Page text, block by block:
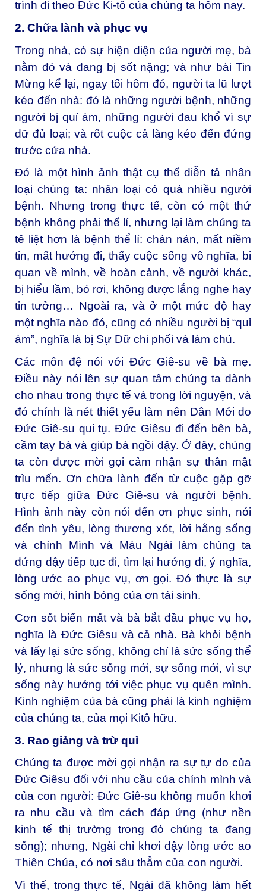
trình đi theo Đức Ki-tô của chúng ta hôm nay.
2. Chữa lành và phục vụ
Trong nhà, có sự hiện diện của người mẹ, bà
nằm đó và đang bị sốt nặng; và như bài Tin
Mừng kể lại, ngay tối hôm đó, người ta lũ lượt
kéo đến nhà: đó là những người bệnh, những
người bị quỉ ám, những người đau khổ vì sự
dữ đủ loại; và rốt cuộc cả làng kéo đến đứng
trước cửa nhà.
Đó là một hình ảnh thật cụ thể diễn tả nhân
loại chúng ta: nhân loại có quá nhiều người
bệnh. Nhưng trong thực tế, còn có một thứ
bệnh không phải thể lí, nhưng lại làm chúng ta
tê liệt hơn là bệnh thể lí: chán nản, mất niềm
tin, mất hướng đi, thấy cuộc sống vô nghĩa, bi
quan về mình, về hoàn cảnh, về người khác,
bị hiểu lầm, bỏ rơi, không được lắng nghe hay
tin tưởng… Ngoài ra, và ở một mức độ hay
một nghĩa nào đó, cũng có nhiều người bị “quỉ
ám”, nghĩa là bị Sự Dữ chi phối và làm chủ.
Các môn đệ nói với Đức Giê-su về bà mẹ.
Điều này nói lên sự quan tâm chúng ta dành
cho nhau trong thực tế và trong lời nguyện, và
đó chính là nét thiết yếu làm nên Dân Mới do
Đức Giê-su qui tụ. Đức Giêsu đi đến bên bà,
cầm tay bà và giúp bà ngồi dậy. Ở đây, chúng
ta còn được mời gọi cảm nhận sự thân mật
trìu mến. Ơn chữa lành đến từ cuộc gặp gỡ
trực tiếp giữa Đức Giê-su và người bệnh.
Hình ảnh này còn nói đến ơn phục sinh, nói
đến tình yêu, lòng thương xót, lời hằng sống
và chính Mình và Máu Ngài làm chúng ta
đứng dậy tiếp tục đi, tìm lại hướng đi, ý nghĩa,
lòng ước ao phục vụ, ơn gọi. Đó thực là sự
sống mới, hình bóng của ơn tái sinh.
Cơn sốt biến mất và bà bắt đầu phục vụ họ,
nghĩa là Đức Giêsu và cả nhà. Bà khỏi bệnh
và lấy lại sức sống, không chỉ là sức sống thể
lý, nhưng là sức sống mới, sự sống mới, vì sự
sống này hướng tới việc phục vụ quên mình.
Kinh nghiệm của bà cũng phải là kinh nghiệm
của chúng ta, của mọi Kitô hữu.
3. Rao giảng và trừ quỉ
Chúng ta được mời gọi nhận ra sự tự do của
Đức Giêsu đối với nhu cầu của chính mình và
của con người: Đức Giê-su không muốn khơi
ra nhu cầu và tìm cách đáp ứng (như nền
kinh tế thị trường trong đó chúng ta đang
sống); nhưng, Ngài chỉ khơi dậy lòng ước ao
Thiên Chúa, có nơi sâu thẳm của con người.
Vì thế, trong thực tế, Ngài đã không làm hết